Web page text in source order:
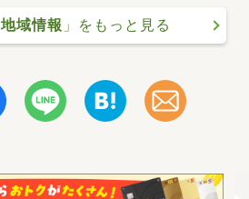
地域情報 」をもっと見る